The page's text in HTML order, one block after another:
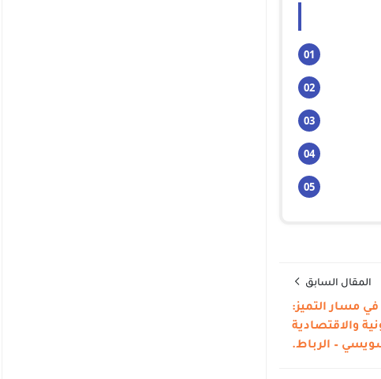
المقال السابق
في مسار التميز:
والاقتصادية
– الرباط.